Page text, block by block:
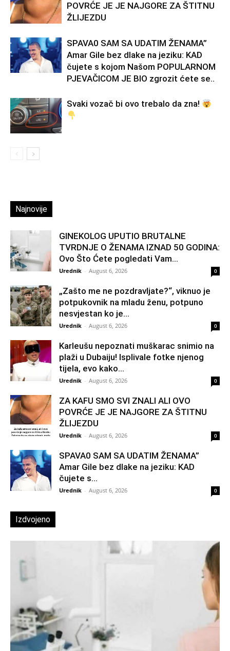
POVRĆE JE JE NAJGORE ZA ŠTITNU
ŽLIJEZDU
SPAVA0 SAM SA UDATIM ŽENAMA”
Amar Gile bez dlake na jeziku: KAD
čujete s kojom Našom POPULARNOM
PJEVAČICOM JE BIO zgrozit ćete se..
Svaki vozač bi ovo trebalo da zna!
Najnovije
GINEKOLOG UPUTIO BRUTALNE
TVRDNJE O ŽENAMA IZNAD 50 GODINA:
Ovo Što Ćete pogledati Vam...
Urednik - August 6, 2026 0
„Zašto me ne pozdravljate?“, viknuo je
potpukovnik na mladu ženu, potpuno
nesvjestan ko je...
Urednik - August 6, 2026 0
Karleušu nepoznati muškarac snimio na
plaži u Dubaiju! Isplivale fotke njenog
tijela, evo kako...
Urednik - August 6, 2026 0
ZA KAFU SMO SVI ZNALI ALI OVO
POVRĆE JE JE NAJGORE ZA ŠTITNU
ŽLIJEZDU
Urednik - August 6, 2026 0
SPAVA0 SAM SA UDATIM ŽENAMA”
Amar Gile bez dlake na jeziku: KAD
čujete s...
Urednik - August 6, 2026 0
Izdvojeno